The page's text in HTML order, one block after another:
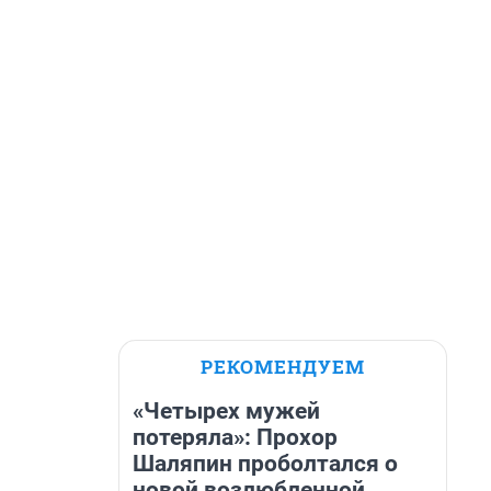
РЕКОМЕНДУЕМ
«Четырех мужей
потеряла»: Прохор
Шаляпин проболтался о